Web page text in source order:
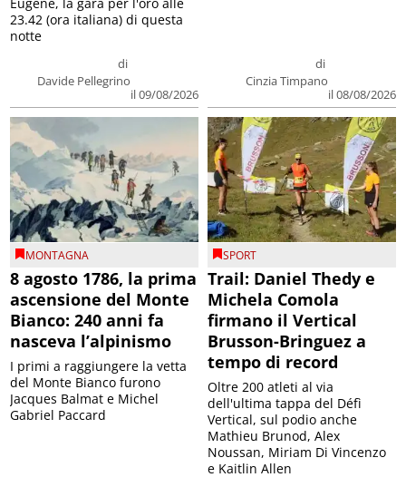
di
Davide Pellegrino
il 09/08/2026
23.42 (ora italiana) di questa
notte
di
Cinzia Timpano
il 08/08/2026
MONTAGNA
8 agosto 1786, la prima
ascensione del Monte
Bianco: 240 anni fa
nasceva l’alpinismo
I primi a raggiungere la vetta
del Monte Bianco furono
Jacques Balmat e Michel
Gabriel Paccard
SPORT
Trail: Daniel Thedy e
Michela Comola
firmano il Vertical
Brusson-Bringuez a
tempo di record
Oltre 200 atleti al via
dell'ultima tappa del Défì
Vertical, sul podio anche
Mathieu Brunod, Alex
Noussan, Miriam Di Vincenzo
e Kaitlin Allen